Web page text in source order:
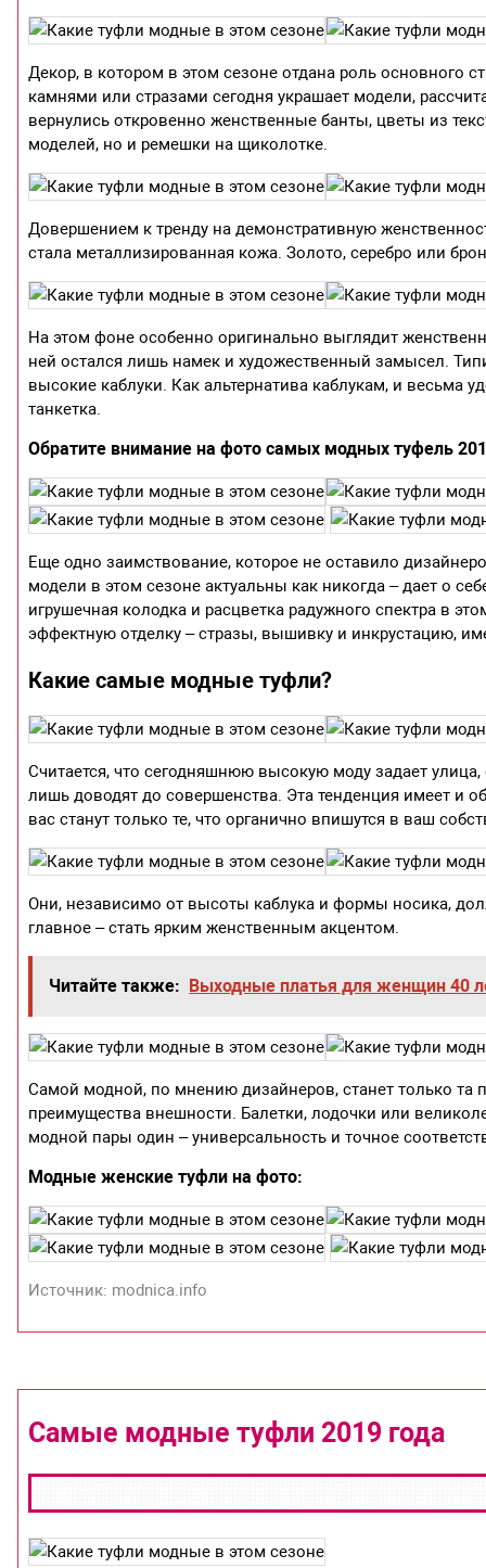
Декор, в котором в этом сезоне отдана роль основного
камнями или стразами сегодня украшает модели,
вернулись откровенно женственные банты, цветы из
моделей, но и ремешки на щиколотке.
Довершением к тренду на демонстративную
стала металлизированная кожа. Золото, серебро или
На этом фоне особенно оригинально выглядит
ней остался лишь намек и художественный замысел.
высокие каблуки. Как альтернатива каблукам, и весьма
танкетка.
Обратите внимание на фото самых модных туфель
Еще одно заимствование, которое не оставило
модели в этом сезоне актуальны как никогда – дает о
игрушечная колодка и расцветка радужного спектра в
эффектную отделку – стразы, вышивку и инкрустацию,
Какие самые модные туфли?
Считается, что сегодняшнюю высокую моду задает
лишь доводят до совершенства. Эта тенденция имеет и
вас станут только те, что органично впишутся в ваш
Они, независимо от высоты каблука и формы носика,
главное – стать ярким женственным акцентом.
Читайте также: Выходные платья для женщин 40
Самой модной, по мнению дизайнеров, станет только та
преимущества внешности. Балетки, лодочки или
модной пары один – универсальность и точное
Модные женские туфли на фото:
Источник: modnica.info
Самые модные туфли 2019 года